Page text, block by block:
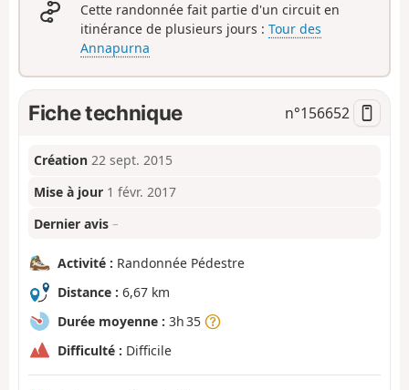
n
Cette randonnée fait partie d'un circuit en
itinérance de plusieurs jours :Tour des
Annapurna
Fiche technique n°156652
Création 22 sept. 2015
Mise à jour 1 févr. 2017
Dernier avis –
Activité : Randonnée Pédestre
Distance : 6,67 km
Durée moyenne : 3h 35
Difficulté : Difficile